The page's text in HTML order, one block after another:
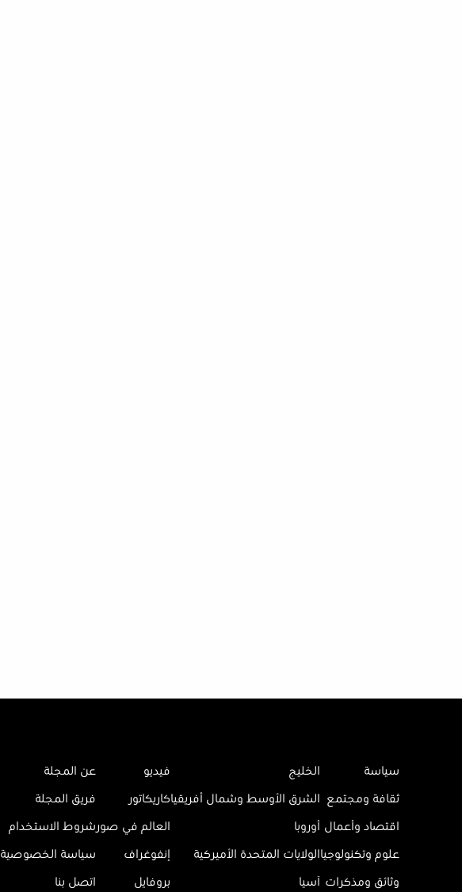
سياسة
ثقافة ومجتمع
اقتصاد وأعمال
علوم وتكنولوجيا
وثائق ومذكرات
الخليج
الشرق الأوسط وشمال أفريقيا
أوروبا
الولايات المتحدة الأميركية
آسيا
فيديو
كاريكاتور
العالم في صور
إنفوغراف
بروفايل
عن المجلة
فريق المجلة
شروط الاستخدام
سياسة الخصوصية
اتصل بنا